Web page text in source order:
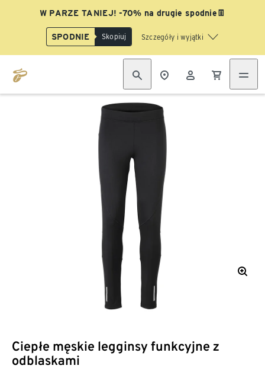
W PARZE TANIEJ! -70% na drugie spodnie👖
SPODNIE Skopiuj Szczegóły i wyjątki
Ciepłe męskie legginsy funkcyjne z
odblaskami